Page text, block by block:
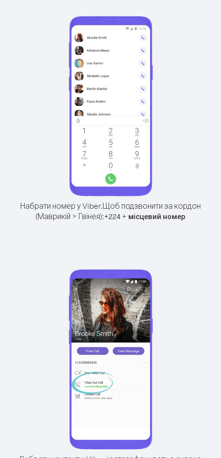
Набрати номер у Viber.Щоб подзвонити за кордон
(Маврикій > Гвінея):+224 + місцевий номер